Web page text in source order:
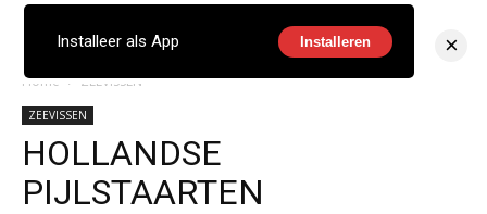
Home ZEEVISSEN
ZEEVISSEN
HOLLANDSE
PIJLSTAARTEN
Installeer als App Installeren ×